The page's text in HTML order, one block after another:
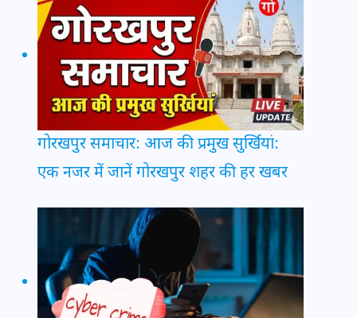
गोरखपुर समाचार: आज की प्रमुख सुर्खियां:
एक नजर में जानें गोरखपुर शहर की हर खबर